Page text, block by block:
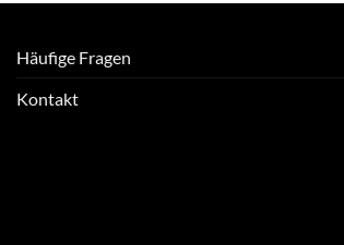
Häufige Fragen
Kontakt